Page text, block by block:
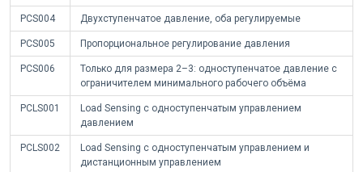
PCS004 Двухступенчатое давление, оба регулируемые
PCS005 Пропорциональное регулирование давления
PCS006
Только для размера 2–3: одноступенчатое давление с
ограничителем минимального рабочего объёма
PCLS001
Load Sensing с одноступенчатым управлением
давлением
PCLS002
Load Sensing с одноступенчатым управлением и
дистанционным управлением